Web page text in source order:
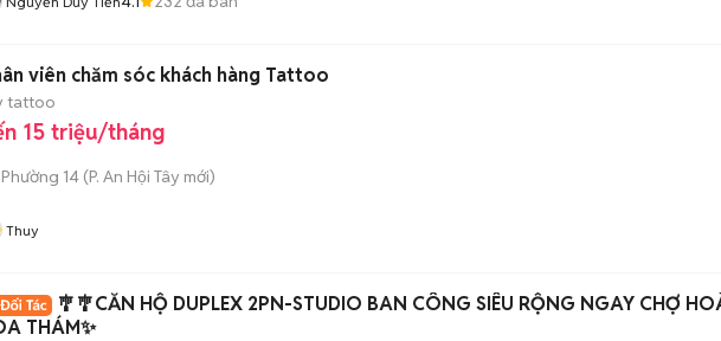
viên chăm sóc khách hàng Tattoo
tattoo
15 triệu/tháng
Phường 14 (P. An Hội Tây mới)
Thuy
🎐🎐CĂN HỘ DUPLEX 2PN-STUDIO BAN CÔNG SIÊU RỘNG NGAY CHỢ
THÁM✨